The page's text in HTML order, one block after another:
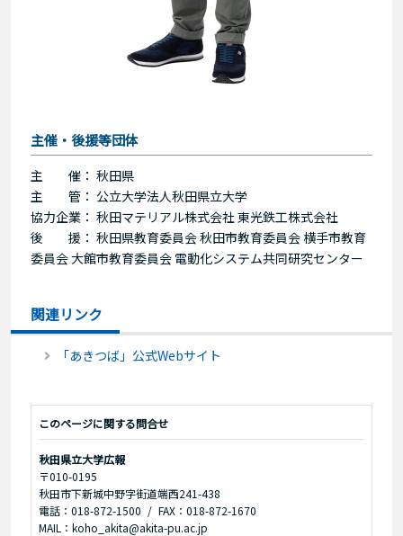
主催・後援等団体
主 催： 秋田県
主 管： 公立大学法人秋田県立大学
協力企業： 秋田マテリアル株式会社 東光鉄工株式会社
後 援： 秋田県教育委員会 秋田市教育委員会 横手市教育
委員会 大館市教育委員会 電動化システム共同研究センター
関連リンク
「あきつば」公式Webサイト
このページに関する問合せ
秋田県立大学広報
〒010-0195
秋田市下新城中野字街道端西241-438
電話：018-872-1500
FAX：018-872-1670
MAIL：koho_akita@akita-pu.ac.jp